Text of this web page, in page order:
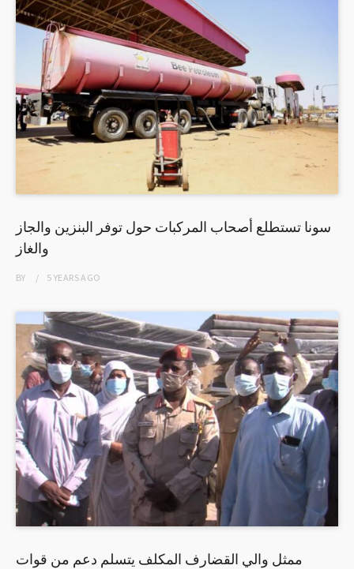
سونا تستطلع أصحاب المركبات حول توفر البنزين والجاز
والغاز
BY 5 YEARSAGO
ممثل والي القضارف المكلف يتسلم دعم من قوات